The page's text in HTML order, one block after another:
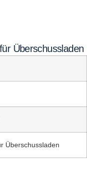
Überschussladen
Überschussladen